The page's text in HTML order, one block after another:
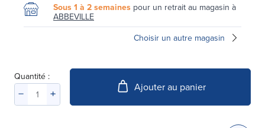
Sous 1 à 2 semaines pour un retrait au magasin à
ABBEVILLE
Choisir un autre magasin
Quantité :
Ajouter au panier